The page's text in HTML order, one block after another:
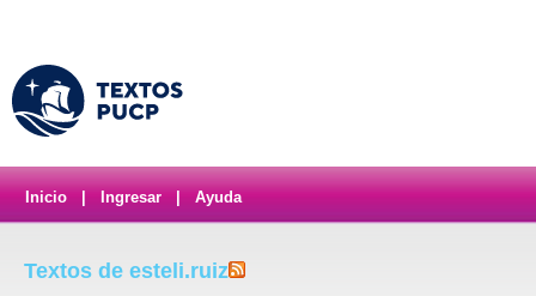
Inicio Ingresar Ayuda
Textos de esteli.ruiz